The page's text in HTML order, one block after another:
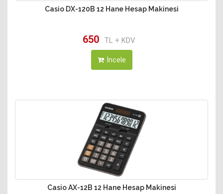
Casio DX-120B 12 Hane Hesap Makinesi
650 TL + KDV
İncele
Casio AX-12B 12 Hane Hesap Makinesi